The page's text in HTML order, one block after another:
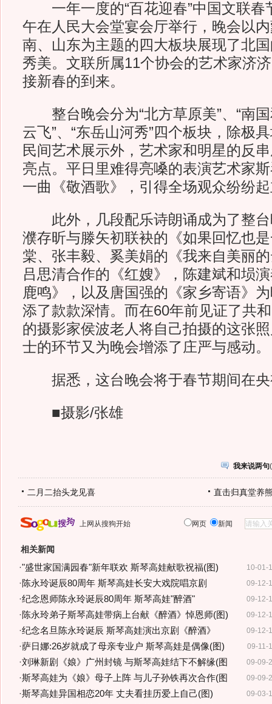
一年一度的“百花迎春”中国文联春
午在人民大会堂宴会厅举行，晚会以
南、山东为主题的四大板块展现了北
秀美。文联所属11个协会的艺术家济
接新春的到来。
整台晚会分为“北方草原美”、“南国
云飞”、“东岳山河秀”四个板块，除极
民间艺术展示外，艺术家和明星的反
亮点。平日里难得亮嗓的表演艺术家
一曲《敬酒歌》，引得全场观众纷纷
此外，几段配乐诗朗诵成为了整台
濮存昕与滕矢初联袂的《如果回忆也
棠、张丰毅、奚美娟的《我来自美丽
吕思清合作的《红嫂》，陈建斌和埙
鹿鸣》，以及唐国强的《家乡寄语》
添了款款深情。而在60年前见证了共
的摄影家侯波老人将自己拍摄的这张
士的环节又为晚会增添了庄严与感动。
据悉，这台晚会将于春节期间在央
■摄影/张雄
我来说两句(
二月二抬头龙见喜 直击归真堂养
上网从搜狗开始 网页 新闻
相关新闻
10-01-
·"盛世家国满园春"新年联欢 斯琴高娃献歌祝福(图)
09-12-
·陈永玲诞辰80周年 斯琴高娃长安大戏院唱京剧
09-12-
·纪念恩师陈永玲诞辰80周年 斯琴高娃"醉酒"
09-12-
·陈永玲弟子斯琴高娃带病上台献《醉酒》悼恩师(图)
09-12-
·纪念名旦陈永玲诞辰 斯琴高娃演出京剧《醉酒》
09-11-
·萨日娜:26岁就成了母亲专业户 斯琴高娃是偶像(图)
09-09-
·刘琳新剧《娘》广州封镜 与斯琴高娃结下不解缘(图
09-09-
·斯琴高娃为《娘》母子上阵 与儿子孙铁再次合作(图
09-03-
·斯琴高娃异国相恋20年 丈夫看挂历爱上自己(图)